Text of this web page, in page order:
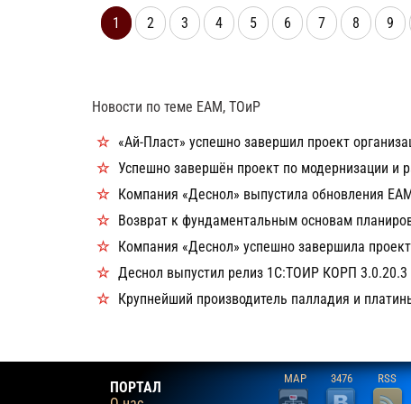
S40, S45 и S55.
1 2 3 4 5 6 7 8 9
Новости по теме EAM, ТОиР
«Ай-Пласт» успешно завершил проект
Успешно завершён проект по модернизации и
Компания «Деснол» выпустила обновления
Возврат к фундаментальным основам
Компания «Деснол» успешно завершила
Деснол выпустил релиз 1С:ТОИР КОРП 3.0.20.3
Крупнейший производитель палладия и
ПОРТАЛ
MAP 3476 RSS